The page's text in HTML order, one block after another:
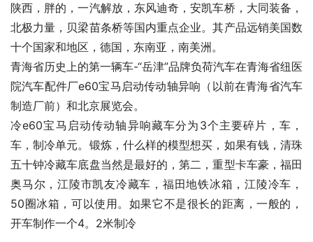
陕西，胖的，一汽解放，东风迪奇，安凯车桥，大同装备，
北极力量，贝梁苗条桥等国内重点企业。其产品远销美国数
十个国家和地区，德国，东南亚，南美洲。
青海省历史上的第一辆车-“岳津”品牌负荷汽车在青海省纽医
院汽车配件厂e60宝马启动传动轴异响（以前在青海省汽车
制造厂前）和北京展览会。
冷e60宝马启动传动轴异响藏车分为3个主要碎片，车，
车，制冷单元。锻炼，什么样的模型想买，如果有钱，清珠
五十钟冷藏车底盘当然是最好的，第二，重型卡车豪，福田
奥马尔，江陵市凯友冷藏车，福田地铁冰箱，江陵冷车，
50圈冰箱，可以使用。如果它不是很长的距离，一般的，
开车制作一个4。2米制冷